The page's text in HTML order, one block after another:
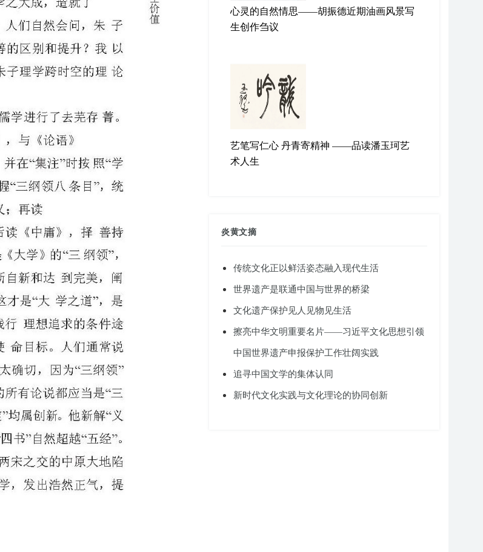
心灵的自然情思——胡振德近期油画风景写
生创作刍议
艺笔写仁心 丹青寄精神 ——品读潘玉珂艺
术人生
炎黄文摘
传统文化正以鲜活姿态融入现代生活
世界遗产是联通中国与世界的桥梁
文化遗产保护见人见物见生活
擦亮中华文明重要名片——习近平文化思想引领
中国世界遗产申报保护工作壮阔实践
追寻中国文学的集体认同
新时代文化实践与文化理论的协同创新